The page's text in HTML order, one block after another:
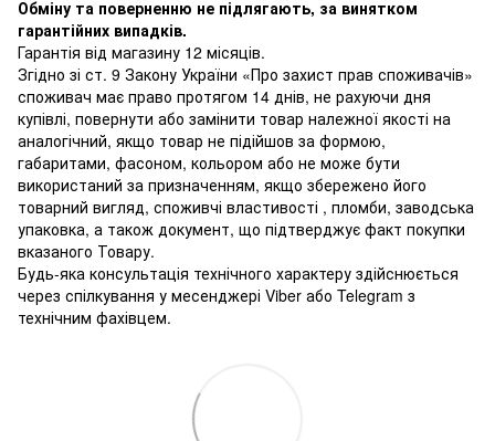
Обміну та поверненню не підлягають, за винятком
гарантійних випадків.
Гарантія від магазину 12 місяців.
Згідно зі ст. 9 Закону України «Про захист прав споживачів»
споживач має право протягом 14 днів, не рахуючи дня
купівлі, повернути або замінити товар належної якості на
аналогічний, якщо товар не підійшов за формою,
габаритами, фасоном, кольором або не може бути
використаний за призначенням, якщо збережено його
товарний вигляд, споживчі властивості , пломби, заводська
упаковка, а також документ, що підтверджує факт покупки
вказаного Товару.
Будь-яка консультація технічного характеру здійснюється
через спілкування у месенджері Viber або Telegram з
технічним фахівцем.